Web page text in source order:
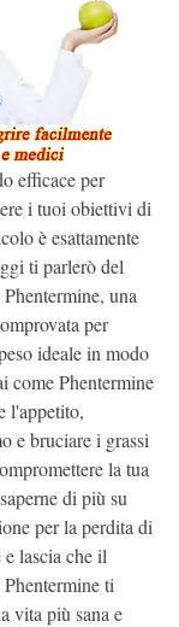
efficace per
i tuoi obiettivi di
è esattamente
ti parlerò del
una
per
ideale in modo
come Phentermine
l'appetito,
e bruciare i grassi
la tua
di più su
per la perdita di
lascia che il
ti
vita più sana e